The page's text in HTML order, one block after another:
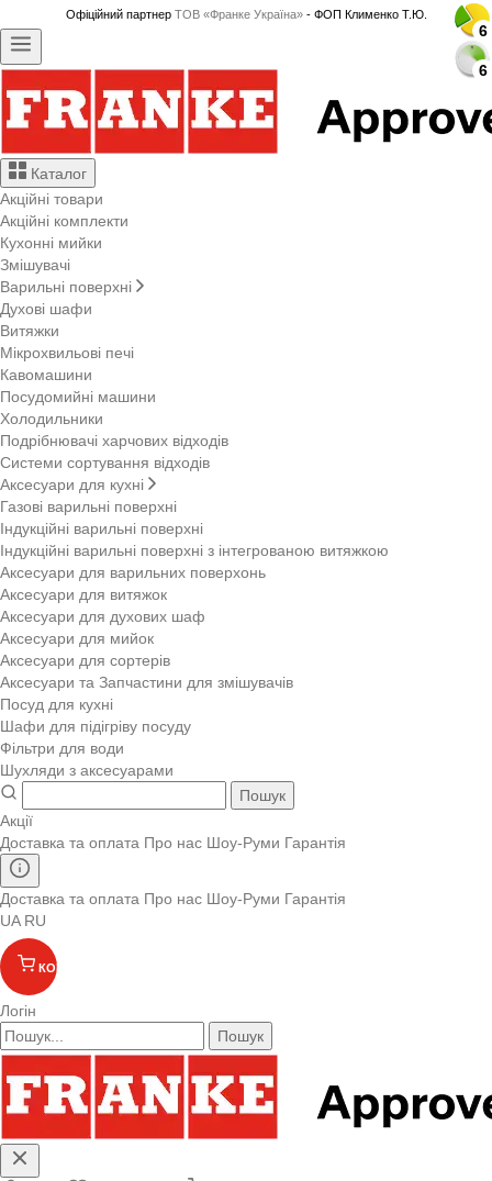
Офіційний партнер ТОВ «Франке Україна»- ФОП Клименко Т.Ю.
Каталог
Акційні товари
Акційні комплекти
Кухонні мийки
Змішувачі
Варильні поверхні
Духові шафи
Витяжки
Мікрохвильові печі
Кавомашини
Посудомийні машини
Холодильники
Подрібнювачі харчових відходів
Системи сортування відходів
Аксесуари для кухні
Газові варильні поверхні
Індукційні варильні поверхні
Індукційні варильні поверхні з інтегрованою витяжкою
Аксесуари для варильних поверхонь
Аксесуари для витяжок
Аксесуари для духових шаф
Аксесуари для мийок
Аксесуари для сортерів
Аксесуари та Запчастини для змішувачів
Посуд для кухні
Шафи для підігріву посуду
Фільтри для води
Шухляди з аксесуарами
Пошук
Акції
Доставка та оплата Про нас Шоу-Руми Гарантія
Доставка та оплата Про нас Шоу-Руми Гарантія
UA RU
КОШИК
Логін
Пошук
6
6
6
6
6
6
6
6
6
6
6
6
6
6
6
6
6
6
6
6
6
6
6
6
6
6
6
6
6
6
6
6
6
6